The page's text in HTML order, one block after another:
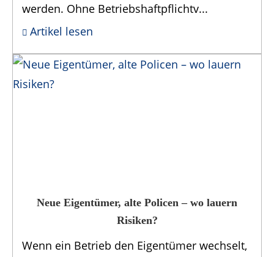
werden. Ohne Betriebshaftpflichtv...
Artikel lesen
Neue Eigentümer, alte Policen – wo lauern
Risiken?
Wenn ein Betrieb den Eigentümer wechselt,